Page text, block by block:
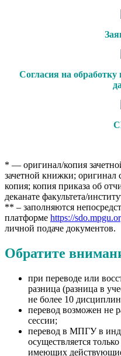
Согласия на
* — оригинал/копия
зачетной книжки; оригинал
копия; копия приказа об
деканате факультета/
** – заполняются
платформе https://
личной подаче документов.
Обратите
при переводе или
разница (разница в
не более 10
перевод возможен не
сессии;
перевод в МПГУ в
осуществляется
имеющих